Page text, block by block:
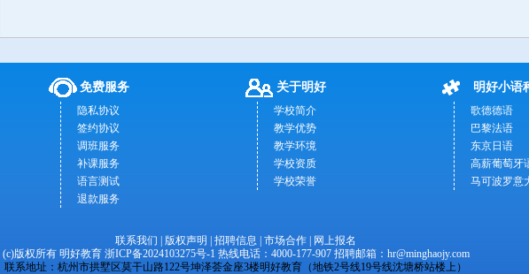
免费服务
隐私协议
签约协议
调班服务
补课服务
语言测试
退款服务
关于明好
学校简介
教学优势
教学环境
学校资质
学校荣誉
明好小语
歌德德语
巴黎法语
东京日语
高薪葡萄牙
马可波罗意
联系我们 版权声明 招聘信息 市场合作
网上报名
(c)版权所有 明好教育 浙ICP备2024103275号-1 热线电话：4000-177-907 招聘邮箱： hr@minghaojy.com
联系地址：杭州市拱墅区莫干山路122号坤泽荟金座3楼明好教育（地铁2号线19号线沈塘桥站楼上）